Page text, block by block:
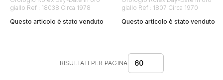
giallo Ref : 18038 Circa 1978
Questo articolo è stato venduto
giallo Ref : 1807 Circa 1970
Questo articolo è stato venduto
RISULTATI PER PAGINA 60